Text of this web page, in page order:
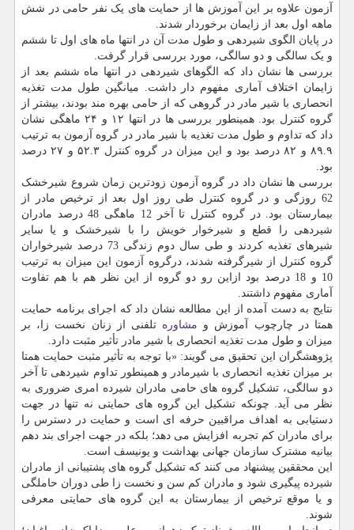
آزمون علاوه بر این آموزش ها از حمایت های یک نفر حامی در شش
ماهه اول بعد از زایمان برخوردار شدند.
در پایان الگوی شیردهی و طول مدت آن در انتها ماه های اول تا ششم
و یک سالگی و دو سالگی، مورد بررسی قرار گرفت.
بررسی ها نشان داد که الگوهای شیردهی در انتها ماه ششم بعد از
زایمان اختلاف آماری مفهوم دار داشت. میانگین طول مدت تغذیه
انحصاری با شیر مادر در گروهی که از حامی بهره مند بودند، بیشتر از
گروه کنترل بود. همینطور بررسی ها در انتها ۱۲ و ۲۴ ماهگی نشان
داد که تداوم و طول مدت تغذیه با شیر مادر در گروه آزمون به ترتیب
۸۹.۹ و ۸۲ درصد بود و این میزان در گروه کنترل ۵۲.۳ و ۲۷ درصد
بود.
بررسی ها نشان داد در گروه آزمون زودترین زمان شروع شیرخشک
62 روزگی و در گروه کنترل طی روز اول بعد از ترخیص مادر از
بیمارستان بود. در گروه کنترل تا آخر 12 ماهگی 48 درصد مادران
شیردهی را قطع و شیرخوار خویش را با شیرخشک و یا سایر
شیرهای تغذیه کردند و طی سال دوم زندگی 73 درصد شیرخواران
گروه کنترل از شیرگرفته شدند، درگروه آزمون این میزان به ترتیب
10 و 18 درصد بود ازاین رو دو گروه از این نظر هم با هم تفاوت
آماری مفهوم داشتند.
نتایج به دست آمده از این مطالعه نشان داد که اجرای برنامه حمایت
همتا در چارچوب آموزش و مشاوره تلفنی از زنان نخست زا، بر
میزان و طول مدت تغذیه انحصاری با شیر مادر تأثیر مثبت دارد.
پژوهشگران این تحقیق می گویند: «با توجه به تأثیر مثبت حمایت همتا
بر میزان تغذیه انحصاری با شیرمادر و همینطور تداوم شیردهی تا آخر
دو سالگی، تشکیل گروه های حامی مادران شیرده امری ضروری به
نظر می آید. چونکه تشکیل این گروه های حمایتی نه تنها در جهت
دستیابی به اهداف مراقبین حرفه ای است و حمایت در دسترس را
برای مادران کم تجربه افزایش می دهد؛ بلکه در جهت اجرای بند دهم
بیانیه مشترک سازمان جهانی بهداشت و یونیسف است.
این محققین پیشنهاد می کنند که تشکیل گروه های پشتیبانی از مادران
شیرده پیگیری شود و مادران کم سن و نخست زا طی دوران حاملگی
و یا موقع ترخیص از بیمارستان به این گروه های حمایتی معرفی
شوند.